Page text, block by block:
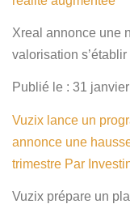
Xreal annonce une
valorisation
Publié le : 31
Vuzix lance un
annonce une
trimestre Par
Vuzix prépare un